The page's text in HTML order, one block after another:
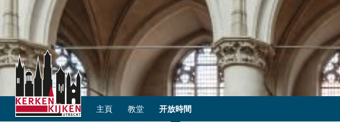
主頁 教堂 开放時間